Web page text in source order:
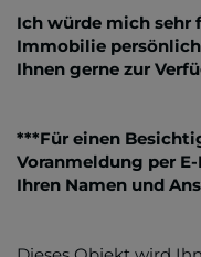
Ich würde mich sehr
Immobilie
Ihnen gerne zur
***Für einen
Voranmeldung per
Ihren Namen und